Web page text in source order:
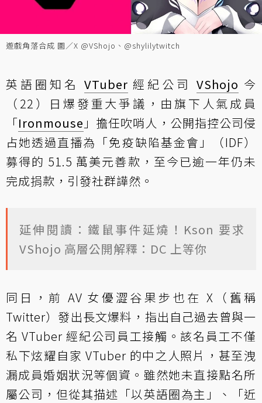
遊戲角落合成 圖／X @VShojo、@shylilytwitch
英語圈知名 VTuber 經紀公司VShojo 今
（22）日爆發重大爭議，由旗下人氣成員
「Ironmouse 」擔任吹哨人，公開指控公司侵
占她透過直播為「免疫缺陷基金會」（IDF）
募得的 51.5 萬美元善款，至今已逾一年仍未
完成捐款，引發社群譁然。
延伸閱讀：鐵鼠事件延燒！Kson 要求
VShojo 高層公開解釋：DC 上等你
同日，前 AV 女優澀谷果步也在 X（舊稱
Twitter）發出長文爆料，指出自己過去曾與一
名 VTuber 經紀公司員工接觸。該名員工不僅
私下炫耀自家 VTuber 的中之人照片，甚至洩
漏成員婚姻狀況等個資。雖然她未直接點名所
屬公司，但從其描述「以英語圈為主」、「近